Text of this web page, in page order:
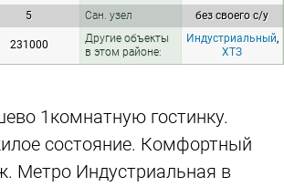
5 Сан. узел без своего с/у
231000
Другие объекты
в этом районе:
Индустриальный,
ХТЗ
1комнатную гостинку.
состояние. Комфортный
Метро Индустриальная в